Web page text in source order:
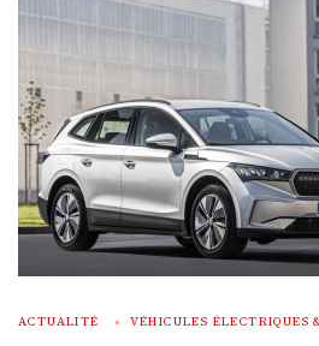
ACTUALITÉ VÉHICULES ÉLECTRIQUES